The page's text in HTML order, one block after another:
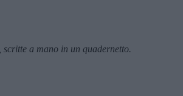
a mano in un quadernetto.